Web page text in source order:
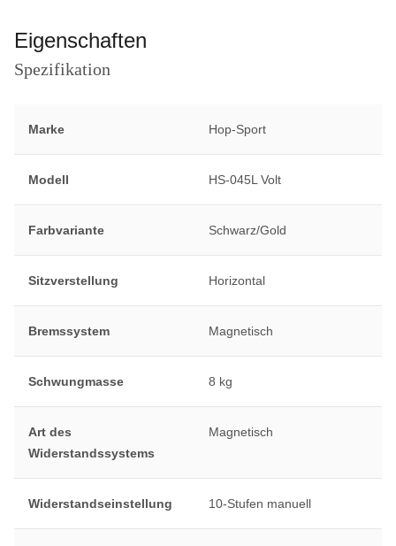
Eigenschaften
Spezifikation
Marke Hop-Sport
Modell HS-045L Volt
Farbvariante Schwarz/Gold
Sitzverstellung Horizontal
Bremssystem Magnetisch
Schwungmasse 8 kg
Art des
Widerstandssystems
Magnetisch
Widerstandseinstellung 10-Stufen manuell